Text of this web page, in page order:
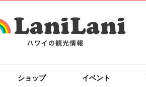
ショップ イベント